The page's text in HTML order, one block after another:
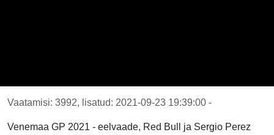
Vaatamisi: 3992, lisatud: 2021-09-23 19:39:00 -
Venemaa GP 2021 - eelvaade, Red Bull ja Sergio Perez